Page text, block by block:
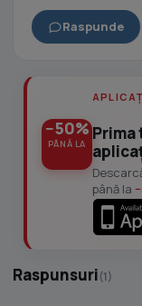
Raspunde
−50%
PÂNĂ LA
până la
Raspunsuri(1)